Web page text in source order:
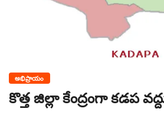
అభిప్రాయం
కొత్త జిల్లా కేంద్రంగా కడప